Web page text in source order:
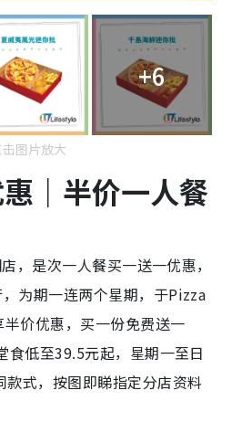
+6
击图片放大
｜半价一人餐
，是次一人餐买一送一优惠，
为期一连两个星期，于Pizza
价优惠，买一份免费送一
食低至39.5元起，星期一至日
式，按图即睇指定分店资料